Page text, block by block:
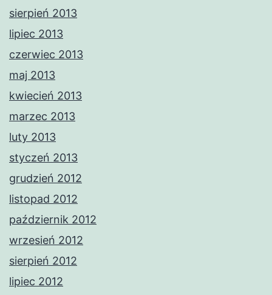
sierpień 2013
lipiec 2013
czerwiec 2013
maj 2013
kwiecień 2013
marzec 2013
luty 2013
styczeń 2013
grudzień 2012
listopad 2012
październik 2012
wrzesień 2012
sierpień 2012
lipiec 2012